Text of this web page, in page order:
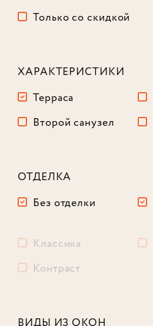
Только со скидкой
ХАРАКТЕРИСТИКИ
Терраса
Второй санузел
ОТДЕЛКА
Без отделки
Классика
Контраст